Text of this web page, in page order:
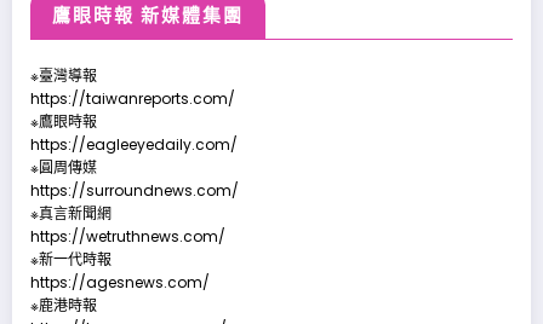
鷹眼時報 新媒體集團
※臺灣導報
https://taiwanreports.com/
※鷹眼時報
https://eagleeyedaily.com/
※圓周傳媒
https://surroundnews.com/
※真言新聞網
https://wetruthnews.com/
※新一代時報
https://agesnews.com/
※鹿港時報